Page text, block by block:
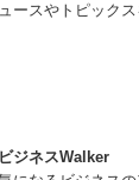
ュースやトピック
ビジネスWalker